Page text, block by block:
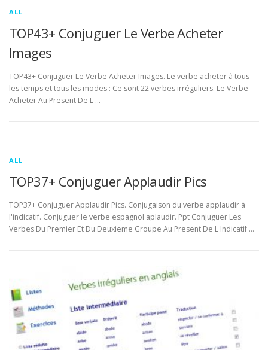
ALL
TOP43+ Conjuguer Le Verbe Acheter
Images
TOP43+ Conjuguer Le Verbe Acheter Images. Le verbe acheter à tous
les temps et tous les modes : Ce sont 22 verbes irréguliers. Le Verbe
Acheter Au Present De L …
ALL
TOP37+ Conjuguer Applaudir Pics
TOP37+ Conjuguer Applaudir Pics. Conjugaison du verbe applaudir à
l'indicatif. Conjuguer le verbe espagnol aplaudir. Ppt Conjuguer Les
Verbes Du Premier Et Du Deuxieme Groupe Au Present De L Indicatif …